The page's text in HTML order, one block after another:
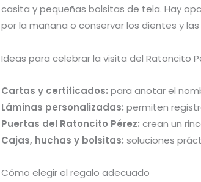
casita y pequeñas bolsitas de tela. Hay
por la mañana o conservar los dientes y
Ideas para celebrar la visita del Ratoncito
Cartas y certificados: para anotar el
Láminas personalizadas: permiten
Puertas del Ratoncito Pérez: crean un
Cajas, huchas y bolsitas: soluciones
Cómo elegir el regalo adecuado